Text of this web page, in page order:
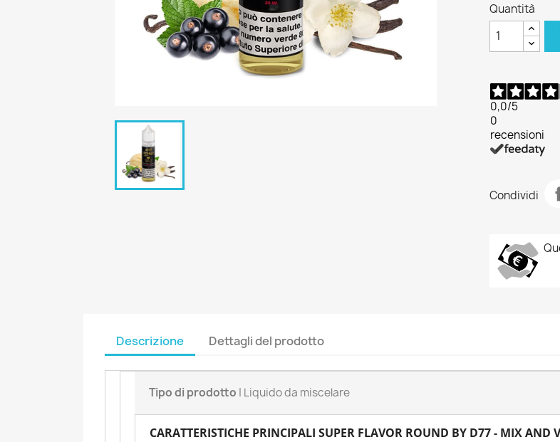
Quantità
0,0/5
0
recensioni
Condividi
Descrizione Dettagli del prodotto
Tipo di prodotto | Liquido da miscelare
CARATTERISTICHE PRINCIPALI SUPER FLAVOR ROUND BY D77 - MIX AND